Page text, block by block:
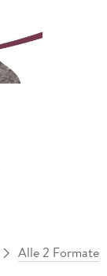
Alle 2 Formate